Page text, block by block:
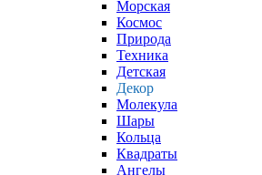
Морская
Космос
Природа
Техника
Детская
Декор
Молекула
Шары
Кольца
Квадраты
Ангелы